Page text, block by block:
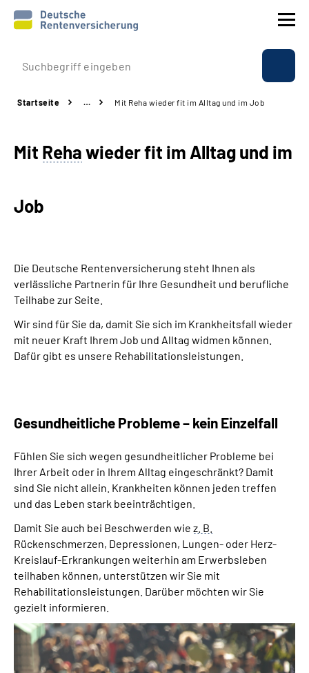
Prävention
Rente
Über uns & Presse
Online-Services
Suche
Inhalte in Gebärdensprache (DGS)
Leichte Sprache
Mein Kundenportal
Startseite … Mit Reha wieder fit im Alltag und im Job
Mit Rehawieder fit im Alltag und im
Job
Die Deutsche Rentenversicherung steht Ihnen als
verlässliche Partnerin für Ihre Gesundheit und berufliche
Teilhabe zur Seite.
Wir sind für Sie da, damit Sie sich im Krankheitsfall wieder
mit neuer Kraft Ihrem Job und Alltag widmen können.
Dafür gibt es unsere Rehabilitationsleistungen.
Gesundheitliche Probleme – kein Einzelfall
Fühlen Sie sich wegen gesundheitlicher Probleme bei
Ihrer Arbeit oder in Ihrem Alltag eingeschränkt? Damit
sind Sie nicht allein. Krankheiten können jeden treffen
und das Leben stark beeinträchtigen.
Damit Sie auch bei Beschwerden wie z. B.
Rückenschmerzen, Depressionen, Lungen- oder Herz-
Kreislauf-Erkrankungen weiterhin am Erwerbsleben
teilhaben können, unterstützen wir Sie mit
Rehabilitationsleistungen. Darüber möchten wir Sie
gezielt informieren.